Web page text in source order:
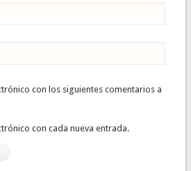
con los siguientes comentarios a
con cada nueva entrada.